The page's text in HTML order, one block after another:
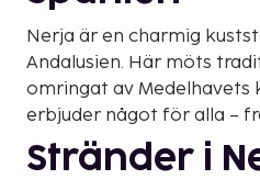
Nerja är en charmig
Andalusien. Här möts
omringat av Medelhavets
erbjuder något för alla –
Stränder i